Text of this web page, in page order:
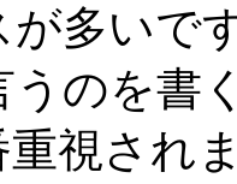
が多いで
うのを書
視され